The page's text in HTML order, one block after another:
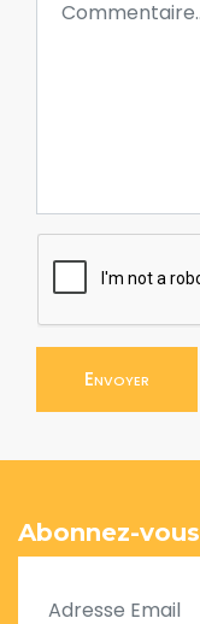
Envoyer
Abonnez-